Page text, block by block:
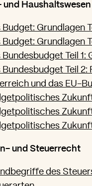
und Haushaltswesen
Budget: Grundlagen
Budget: Grundlagen
Bundesbudget Teil 1:
Bundesbudget Teil 2:
und das EU-
und Steuerrecht
des